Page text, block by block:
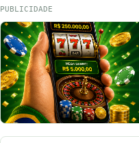
PUBLICIDADE